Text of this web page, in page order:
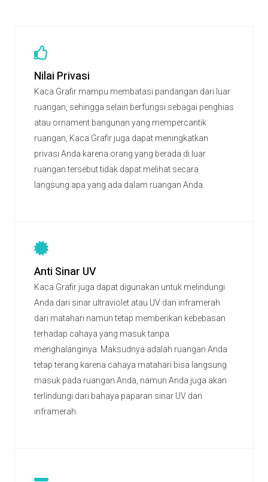
Nilai Privasi
Kaca Grafir mampu membatasi pandangan dari luar
ruangan, sehingga selain berfungsi sebagai penghias
atau ornament bangunan yang mempercantik
ruangan, Kaca Grafir juga dapat meningkatkan
privasi Anda karena orang yang berada di luar
ruangan tersebut tidak dapat melihat secara
langsung apa yang ada dalam ruangan Anda.
Anti Sinar UV
Kaca Grafir juga dapat digunakan untuk melindungi
Anda dari sinar ultraviolet atau UV dan inframerah
dari matahari namun tetap memberikan kebebasan
terhadap cahaya yang masuk tanpa
menghalanginya. Maksudnya adalah ruangan Anda
tetap terang karena cahaya matahari bisa langsung
masuk pada ruangan Anda, namun Anda juga akan
terlindungi dari bahaya paparan sinar UV dan
inframerah.